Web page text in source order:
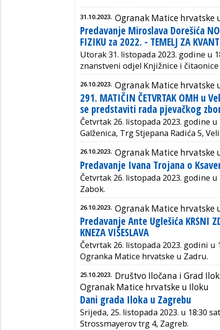
31.10.2023. Ogranak Matice hrvatske
Predavanje Miroslava Dorešića
FIZIKU za 2022. - TEMELJ ZA
Utorak 31. listopada 2023. godine u
znanstveni odjel Knjižnice i čitaonice
26.10.2023. Ogranak Matice hrvatske
291. MATIČIN ČETVRTAK OMH u
se predstaviti rada pjevačkog
Četvrtak 26. listopada 2023. godine
Galženica, Trg Stjepana Radića 5,
26.10.2023. Ogranak Matice hrvatske
Predavanje Ivana Trojana o
Četvrtak 26. listopada 2023. godine
Zabok.
26.10.2023. Ogranak Matice hrvatske
Predavanje Ante Uglešića KRSNI
KNEZA VIŠESLAVA
Četvrtak 26. listopada 2023. godini u
Ogranka Matice hrvatske u Zadru.
25.10.2023. Društvo Iločana i Grad
Ogranak Matice hrvatske u Iloku
Dani grada Iloka u Zagrebu
Srijeda, 25. listopada 2023. u 18:30
Strossmayerov trg 4, Zagreb.